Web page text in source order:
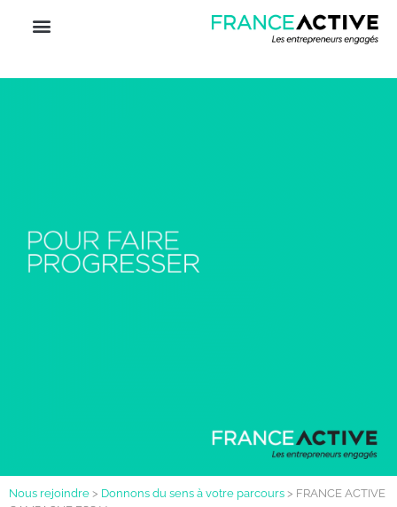
Nous rejoindre > Donnons du sens à votre parcours > FRANCE ACTIVE